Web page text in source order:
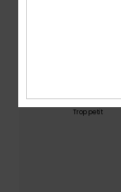
Trop petit